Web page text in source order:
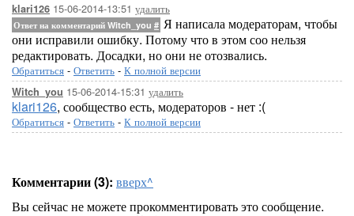
klari126 15-06-2014-13:51 удалить
Ответ на комментарий Witch_you # Я написала модераторам, чтобы
они исправили ошибку. Потому что в этом соо нельзя
редактировать. Досадки, но они не отозвались.
Обратиться - Ответить - К полной версии
Witch_you 15-06-2014-15:31 удалить
klari126, сообщество есть, модераторов - нет :(
Обратиться - Ответить - К полной версии
Комментарии (3): вверх^
Вы сейчас не можете прокомментировать это сообщение.